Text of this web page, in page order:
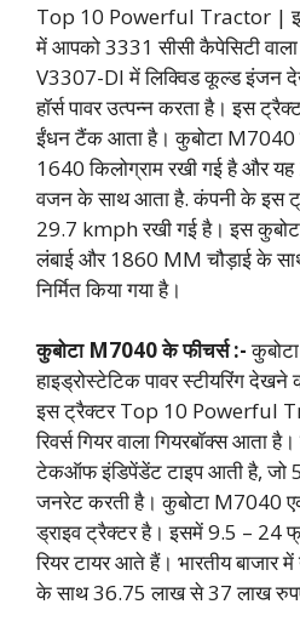
Top 10 Powerful Tractor |
में आपको 3331 सीसी कैपेसिटी
V3307-DI में लिक्विड कूल्ड इंजन
हॉर्स पावर उत्पन्न करता है। इस
ईंधन टैंक आता है। कुबोटा M7040
1640 किलोग्राम रखी गई है और
वजन के साथ आता है. कंपनी के इस
29.7 kmph रखी गई है। इस
लंबाई और 1860 MM चौड़ाई के
निर्मित किया गया है।
कुबोटा M7040 के फीचर्स :-
हाइड्रोस्टेटिक पावर स्टीयरिंग
इस ट्रैक्टर Top 10 Powerful
रिवर्स गियर वाला गियरबॉक्स आता
टेकऑफ इंडिपेंडेंट टाइप आती है, जो
जनरेट करती है। कुबोटा M7040
ड्राइव ट्रैक्टर है। इसमें 9.5 – 24
रियर टायर आते हैं। भारतीय बाजार
के साथ 36.75 लाख से 37 लाख